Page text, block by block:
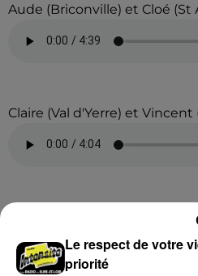
Aude (Briconville) et Cloé (St
Claire (Val d'Yerre) et Vincent
Marina (Unverre) et Aurélie
Le respect de votre
priorité